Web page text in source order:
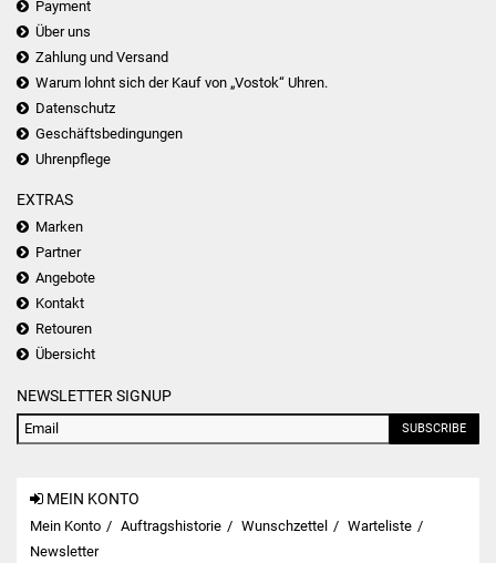
Payment
Über uns
Zahlung und Versand
Warum lohnt sich der Kauf von „Vostok“ Uhren.
Datenschutz
Geschäftsbedingungen
Uhrenpflege
EXTRAS
Marken
Partner
Angebote
Kontakt
Retouren
Übersicht
NEWSLETTER SIGNUP
SUBSCRIBE
MEIN KONTO
Mein Konto Auftragshistorie Wunschzettel
Warteliste
Newsletter